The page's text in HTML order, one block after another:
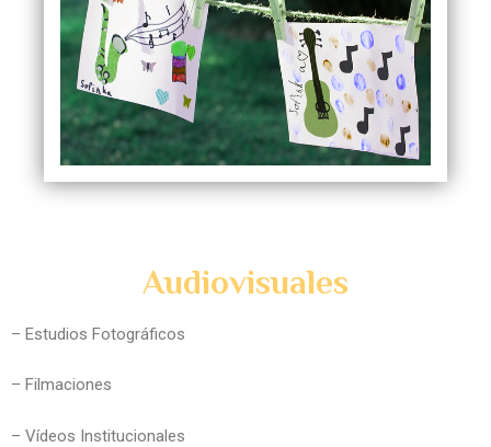
Audiovisuales
– Estudios Fotográficos
– Filmaciones
– Vídeos Institucionales